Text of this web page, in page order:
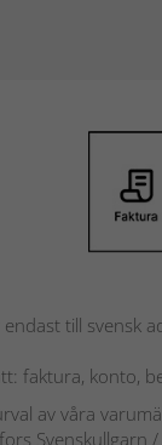
endast till svensk
faktura, konto,
av våra
Svenskullgarn /